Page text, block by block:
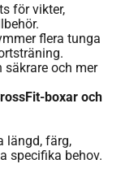
för vikter,
flera tunga
säkrare och mer
boxar och
längd, färg,
specifika behov.